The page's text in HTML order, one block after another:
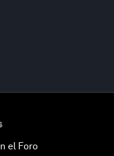
el Foro